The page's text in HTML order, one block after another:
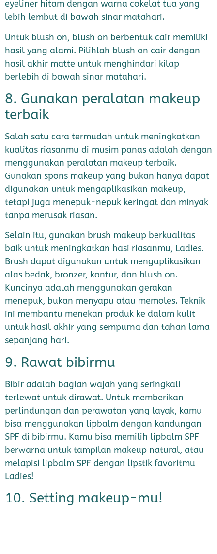
eyeliner hitam dengan warna cokelat tua yang
lebih lembut di bawah sinar matahari.
Untuk blush on, blush on berbentuk cair memiliki
hasil yang alami. Pilihlah blush on cair dengan
hasil akhir matte untuk menghindari kilap
berlebih di bawah sinar matahari.
8. Gunakan peralatan makeup
terbaik
Salah satu cara termudah untuk meningkatkan
kualitas riasanmu di musim panas adalah dengan
menggunakan peralatan makeup terbaik.
Gunakan spons makeup yang bukan hanya dapat
digunakan untuk mengaplikasikan makeup,
tetapi juga menepuk-nepuk keringat dan minyak
tanpa merusak riasan.
Selain itu, gunakan brush makeup berkualitas
baik untuk meningkatkan hasi riasanmu, Ladies.
Brush dapat digunakan untuk mengaplikasikan
alas bedak, bronzer, kontur, dan blush on.
Kuncinya adalah menggunakan gerakan
menepuk, bukan menyapu atau memoles. Teknik
ini membantu menekan produk ke dalam kulit
untuk hasil akhir yang sempurna dan tahan lama
sepanjang hari.
9. Rawat bibirmu
Bibir adalah bagian wajah yang seringkali
terlewat untuk dirawat. Untuk memberikan
perlindungan dan perawatan yang layak, kamu
bisa menggunakan lipbalm dengan kandungan
SPF di bibirmu. Kamu bisa memilih lipbalm SPF
berwarna untuk tampilan makeup natural, atau
melapisi lipbalm SPF dengan lipstik favoritmu
Ladies!
10. Setting makeup-mu!